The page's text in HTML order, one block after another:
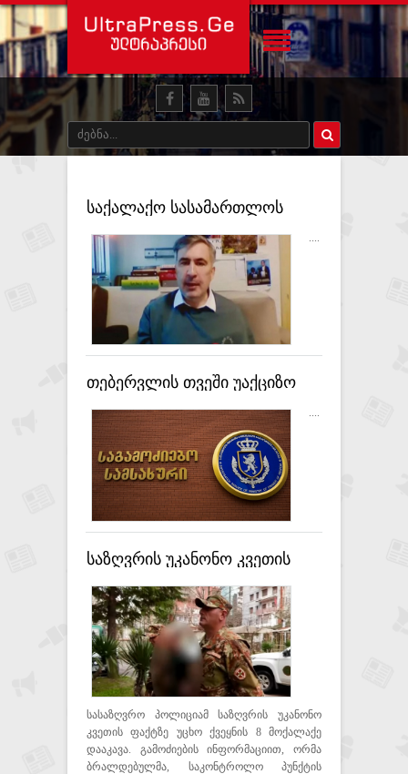
საქალაქო სასამართლოს
გადაწყვეტილებით, მიხეილ
სააკაშვილს 9 წელი მიესაჯა
....
თებერვლის თვეში უაქციზო
საქონლის შენახვა-
რეალიზაციის 25 ფაქტი
გამოვლინდა
საზღვრის უკანონო კვეთის
ფაქტზე უცხო ქვეყნის 8
მოქალაქე დააკავეს
სასაზღვრო პოლიციამ საზღვრის უკანონო
კვეთის ფაქტზე უცხო ქვეყნის 8 მოქალაქე
დააკავა. გამოძიების ინფორმაციით, ორმა
ბრალდებულმა, საკონტროლო პუნქტის